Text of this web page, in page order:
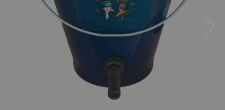
Accesorii muls vaci
Consumabile muls vaci
Echipamente de muls vaci
Testare si control lapte vaci